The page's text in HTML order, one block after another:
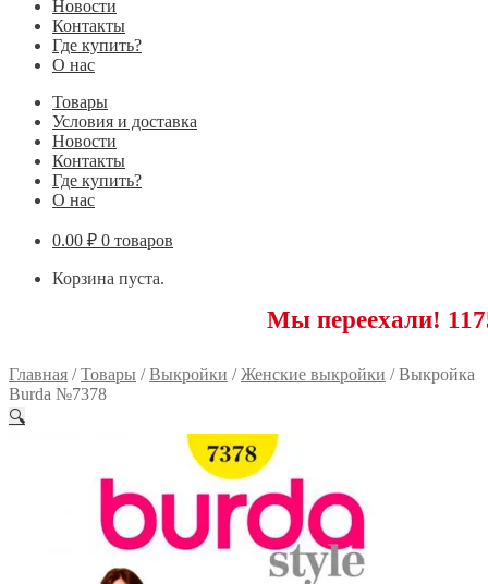
Новости
Контакты
Где купить?
О нас
Товары
Условия и доставка
Новости
Контакты
Где купить?
О нас
0.00 ₽ 0 товаров
Корзина пуста.
Мы переехали! 117593
Главная /Товары /Выкройки /Женские выкройки /Выкройка
Burda №7378
🔍